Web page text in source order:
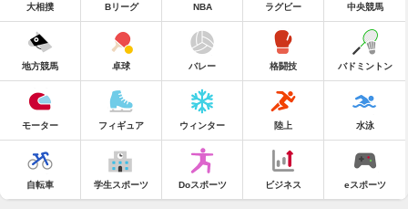
大相撲 Bリーグ NBA ラグビー 中央競馬
地方競馬 卓球 バレー 格闘技 バドミントン
モーター フィギュア ウィンター 陸上 水泳
自転車 学生スポーツ Doスポーツ ビジネス eスポーツ